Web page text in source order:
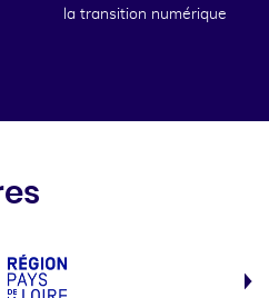
la transition numérique